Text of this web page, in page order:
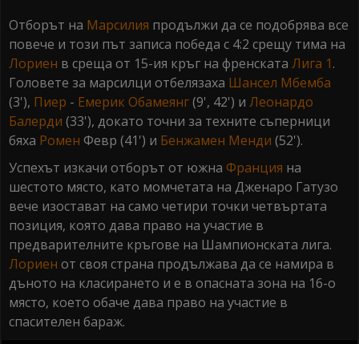
Отборът на Марсилия продължи да се подобрява все
повече и този път записа победа с 4:2 срещу тима на
Лориен в среща от 15-ия кръг на френската Лига 1.
Головете за марсилци отбелязаха Шансел Мбемба
(3'), Пиер - Емерик Обамеянг(9', 42') и Леонардо
Балерди (33'), докато точни за техните съперници
бяха Ромен Февр (41') и Бенжамен Менди (52').
Успехът изкачи отборът от южна Франция на
шестото място, като момчетата на Дженаро Гатузо
вече изостават на само четири точки четвъртата
позиция, която дава право на участие в
предварителните кръгове на Шампионската лига.
Лориен от своя страна продължава да се намира в
дъното на класирането и е в опасната зона на 16-о
място, което обаче дава право на участие в
спасителен бараж.